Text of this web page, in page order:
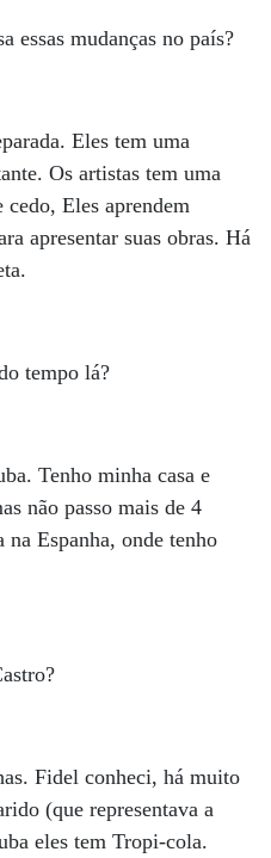
essas mudanças no país?
Eles tem uma
Os artistas tem uma
cedo, Eles aprendem
apresentar suas obras. Há
tempo lá?
Tenho minha casa e
não passo mais de 4
Espanha, onde tenho
Fidel conheci, há muito
(que representava a
eles tem Tropi-cola.